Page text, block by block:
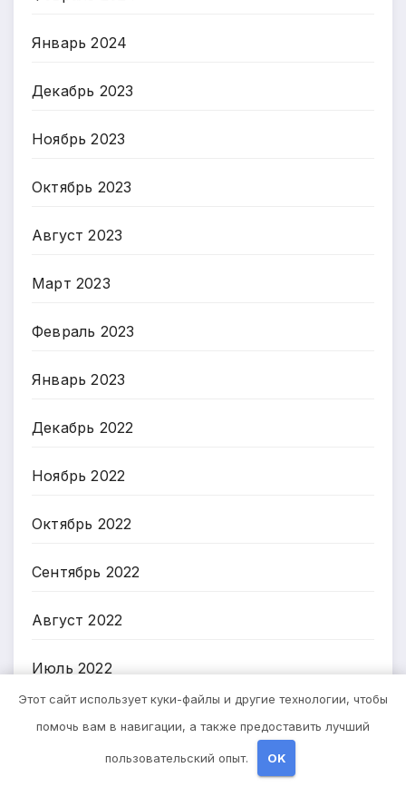
Январь 2024
Декабрь 2023
Ноябрь 2023
Октябрь 2023
Август 2023
Март 2023
Февраль 2023
Январь 2023
Декабрь 2022
Ноябрь 2022
Октябрь 2022
Сентябрь 2022
Август 2022
Июль 2022
Этот сайт использует куки-файлы и другие технологии, чтобы
помочь вам в навигации, а также предоставить лучший
пользовательский опыт. OK